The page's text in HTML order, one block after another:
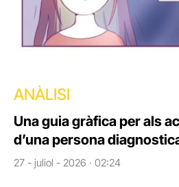
ANÀLISI
Una guia gràfica per als
d’una persona
27 - juliol - 2026 · 02:24